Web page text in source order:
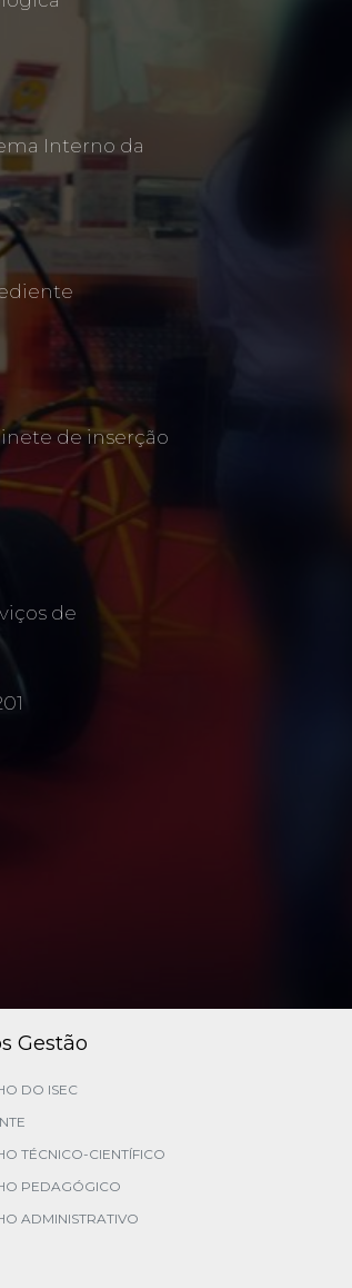
Interno da
de inserção
de
Gestão
DO ISEC
TÉCNICO-CIENTÍFICO
PEDAGÓGICO
ADMINISTRATIVO